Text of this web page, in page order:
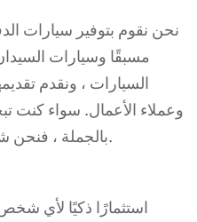
نحن نقوم بتوفير سيارات
مسبقًا وسيارات
السيارات ، ونقدم
وعملاء الأعمال. سواء كنت
بالجملة ، فنحن شريكك في التصدير الموثوق به.